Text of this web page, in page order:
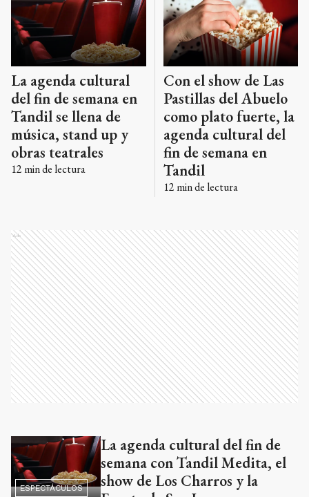
La agenda cultural
del fin de semana en
Tandil se llena de
música, stand up y
obras teatrales
12 min de lectura
Con el show de Las
Pastillas del Abuelo
como plato fuerte, la
agenda cultural del
fin de semana en
Tandil
12 min de lectura
Ads
ESPECTÁCULOS
La agenda cultural del fin de
semana con Tandil Medita, el
show de Los Charros y la